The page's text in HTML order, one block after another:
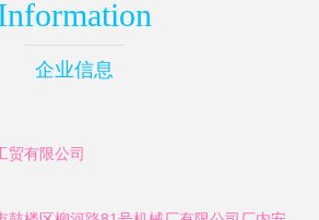
企业信息
贸有限公司